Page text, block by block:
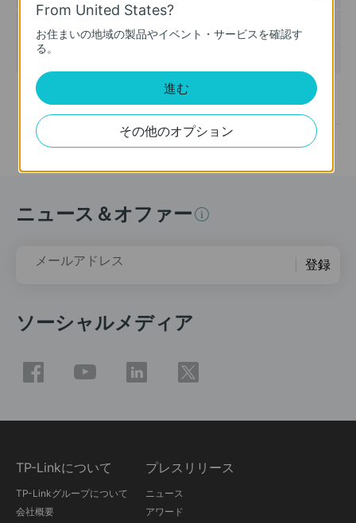
ファイル サイズ: 28.41 MB
オペレーティングシステム: Windows 11(64-bit) only
1.For Archer TBE400E(UN) 1.0;
2.For Win11 64bit.
ニュース＆オファー
メールアドレス 登録
ソーシャルメディア
TP-Linkについて
TP-Linkグループについて
会社概要
プレスリリース
ニュース
アワード
From United States?
お住まいの地域の製品やイベント・サービスを確認す
る。
進む
その他のオプション